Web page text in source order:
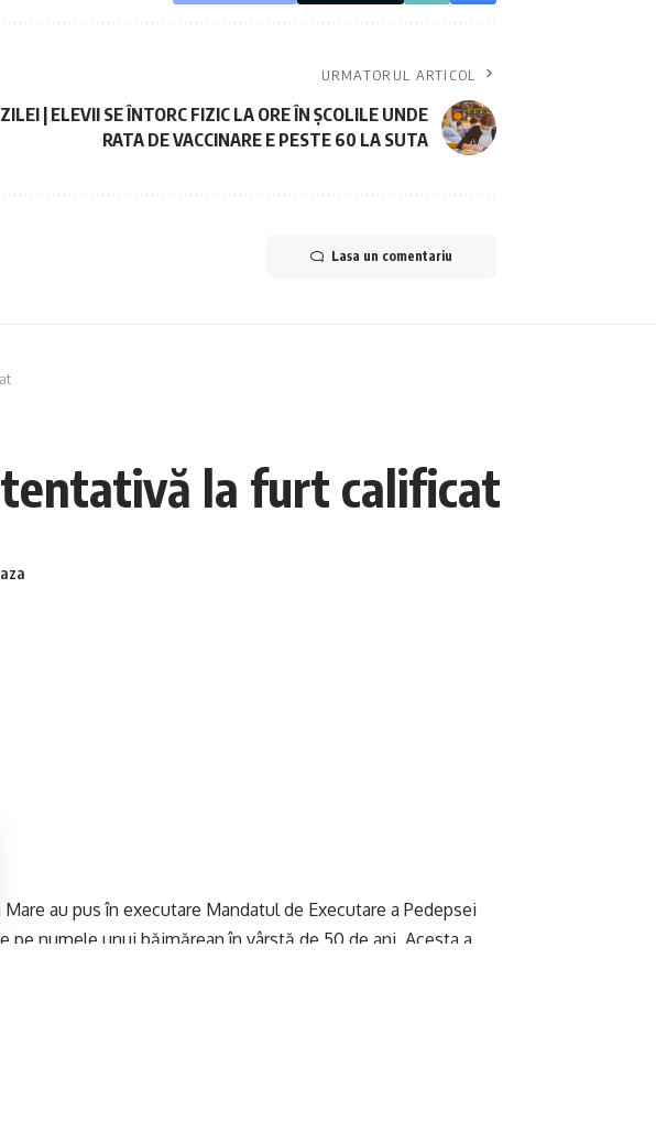
URMATORUL ARTICOL
| ELEVII SE ÎNTORC FIZIC LA ORE ÎN ȘCOLILE UNDE
RATA DE VACCINARE E PESTE 60 LA SUTA
Lasa un comentariu
la furt calificat
au pus în executare Mandatul de Executare a Pedepsei
numele unui băimărean în vârstă de 50 de ani. Acesta a